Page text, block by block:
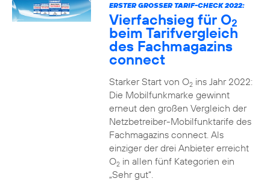
ERSTER GROSSER TARIF-CHECK 2022:
Vierfachsieg für O2
beim Tarifvergleich
des Fachmagazins
connect
Starker Start von O2ins Jahr 2022:
Die Mobilfunkmarke gewinnt
erneut den großen Vergleich der
Netzbetreiber-Mobilfunktarife des
Fachmagazins connect. Als
einziger der drei Anbieter erreicht
O2in allen fünf Kategorien ein
„Sehr gut“.